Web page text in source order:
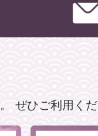
ぜひご利用く